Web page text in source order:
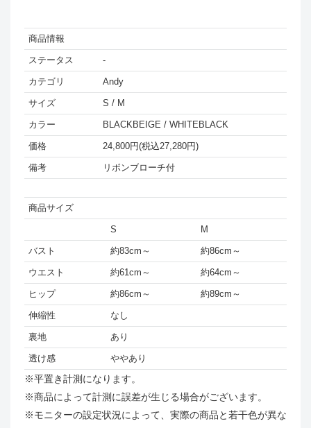
商品情報
ステータス -
カテゴリ Andy
サイズ S / M
カラー BLACKBEIGE / WHITEBLACK
価格 24,800円(税込27,280円)
備考 リボンブローチ付
商品サイズ
S M
バスト 約83cm～ 約86cm～
ウエスト 約61cm～ 約64cm～
ヒップ 約86cm～ 約89cm～
伸縮性 なし
裏地 あり
透け感 ややあり
※平置き計測になります。
※商品によって計測に誤差が生じる場合がございます。
※モニターの設定状況によって、実際の商品と若干色が異な